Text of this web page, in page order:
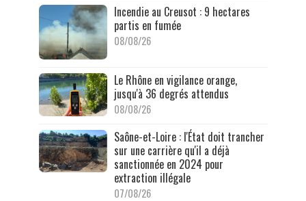
Incendie au Creusot : 9 hectares
partis en fumée
08/08/26
Le Rhône en vigilance orange,
jusqu'à 36 degrés attendus
08/08/26
Saône-et-Loire : l'État doit trancher
sur une carrière qu'il a déjà
sanctionnée en 2024 pour
extraction illégale
07/08/26